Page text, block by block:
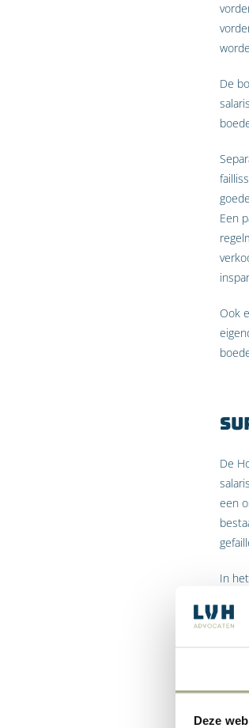
Deze
De
Een
Ook
De
een
In